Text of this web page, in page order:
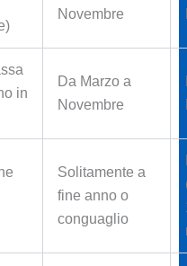
Novembre
in
Da Marzo a
Novembre
Solitamente a
fine anno o
conguaglio